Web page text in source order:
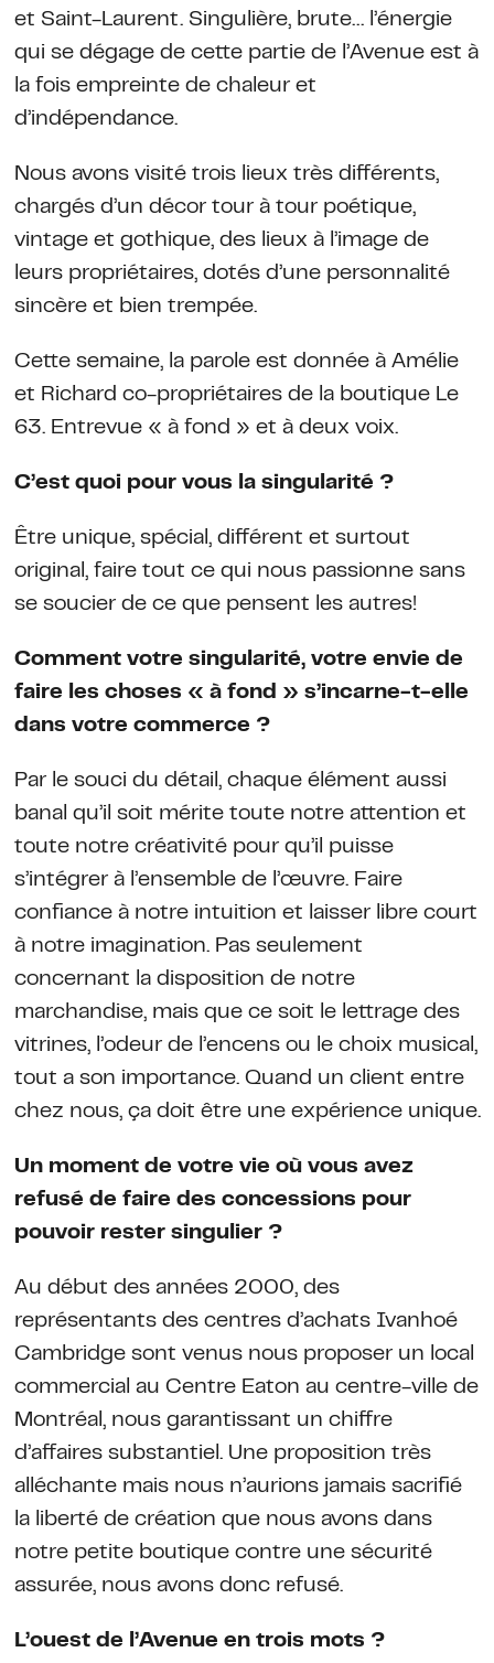
et Saint-Laurent. Singulière, brute… l’énergie
qui se dégage de cette partie de l’Avenue est à
la fois empreinte de chaleur et
d’indépendance.
Nous avons visité trois lieux très différents,
chargés d’un décor tour à tour poétique,
vintage et gothique, des lieux à l’image de
leurs propriétaires, dotés d’une personnalité
sincère et bien trempée.
Cette semaine, la parole est donnée à Amélie
et Richard co-propriétaires de la boutique Le
63. Entrevue « à fond » et à deux voix.
C’est quoi pour vous la singularité ?
Être unique, spécial, différent et surtout
original, faire tout ce qui nous passionne sans
se soucier de ce que pensent les autres!
Comment votre singularité, votre envie de
faire les choses « à fond » s’incarne-t-elle
dans votre commerce ?
Par le souci du détail, chaque élément aussi
banal qu’il soit mérite toute notre attention et
toute notre créativité pour qu’il puisse
s’intégrer à l’ensemble de l’œuvre. Faire
confiance à notre intuition et laisser libre court
à notre imagination. Pas seulement
concernant la disposition de notre
marchandise, mais que ce soit le lettrage des
vitrines, l’odeur de l’encens ou le choix musical,
tout a son importance. Quand un client entre
chez nous, ça doit être une expérience unique.
Un moment de votre vie où vous avez
refusé de faire des concessions pour
pouvoir rester singulier ?
Au début des années 2000, des
représentants des centres d’achats Ivanhoé
Cambridge sont venus nous proposer un local
commercial au Centre Eaton au centre-ville de
Montréal, nous garantissant un chiffre
d’affaires substantiel. Une proposition très
alléchante mais nous n’aurions jamais sacrifié
la liberté de création que nous avons dans
notre petite boutique contre une sécurité
assurée, nous avons donc refusé.
L’ouest de l’Avenue en trois mots ?